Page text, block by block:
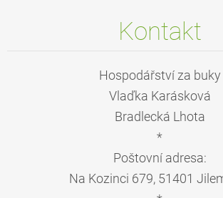
Kontakt
Hospodářství za buky
Vlaďka Karásková
Bradlecká Lhota
*
Poštovní adresa:
Na Kozinci 679, 51401